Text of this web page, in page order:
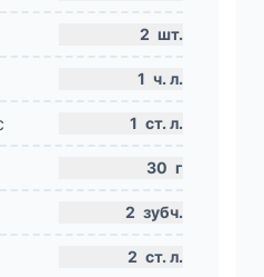
2 шт.
1 ч. л.
1 ст. л.
30 г
2 зубч.
2 ст. л.